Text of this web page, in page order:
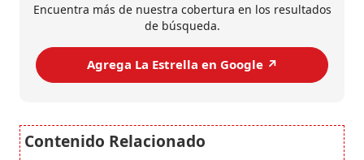
Encuentra más de nuestra cobertura en los resultados
de búsqueda.
Agrega La Estrella en Google ↗️